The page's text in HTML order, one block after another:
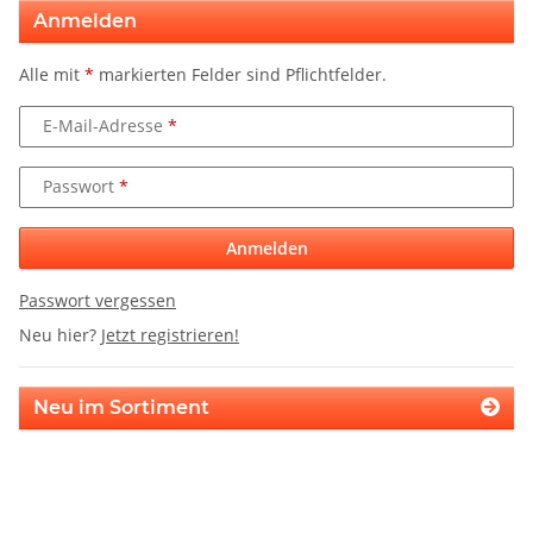
Anmelden
Alle mit * markierten Felder sind Pflichtfelder.
E-Mail-Adresse
Passwort
Anmelden
Passwort vergessen
Neu hier? Jetzt registrieren!
Neu im Sortiment